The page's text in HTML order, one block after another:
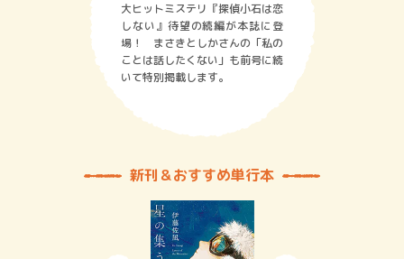
大ヒットミステリ『探偵小石は恋
しない』待望の続編が本誌に登
場！ まさきとしかさんの「私の
ことは話したくない」も前号に続
いて特別掲載します。
新刊＆おすすめ単行本